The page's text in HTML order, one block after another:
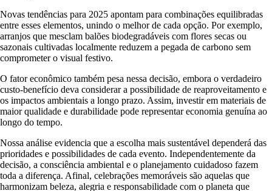
Novas tendências para 2025 apontam para combinações equilibradas
entre esses elementos, unindo o melhor de cada opção. Por exemplo,
arranjos que mesclam balões biodegradáveis com flores secas ou
sazonais cultivadas localmente reduzem a pegada de carbono sem
comprometer o visual festivo.
O fator econômico também pesa nessa decisão, embora o verdadeiro
custo-benefício deva considerar a possibilidade de reaproveitamento e
os impactos ambientais a longo prazo. Assim, investir em materiais de
maior qualidade e durabilidade pode representar economia genuína ao
longo do tempo.
Nossa análise evidencia que a escolha mais sustentável dependerá das
prioridades e possibilidades de cada evento. Independentemente da
decisão, a consciência ambiental e o planejamento cuidadoso fazem
toda a diferença. Afinal, celebrações memoráveis são aquelas que
harmonizam beleza, alegria e responsabilidade com o planeta que